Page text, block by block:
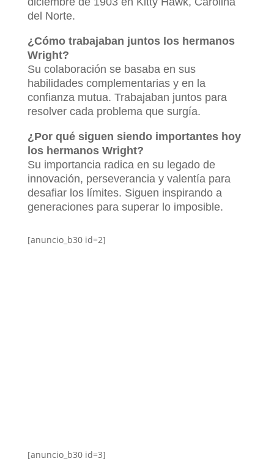
del Norte.
¿Cómo trabajaban juntos los hermanos
Wright?
Su colaboración se basaba en sus
habilidades complementarias y en la
confianza mutua. Trabajaban juntos para
resolver cada problema que surgía.
¿Por qué siguen siendo importantes hoy
los hermanos Wright?
Su importancia radica en su legado de
innovación, perseverancia y valentía para
desafiar los límites. Siguen inspirando a
generaciones para superar lo imposible.
[anuncio_b30 id=2]
[anuncio_b30 id=3]